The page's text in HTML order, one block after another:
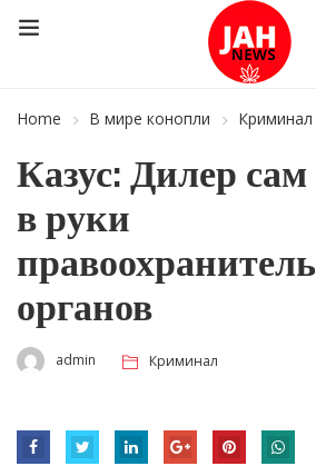
Home В мире конопли Криминал
Казус: Дилер сам
в руки
органов
admin Криминал